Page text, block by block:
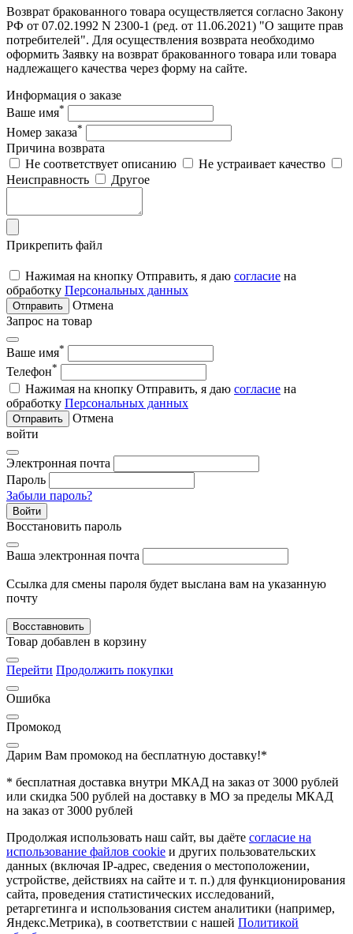
Возврат бракованного товара осуществляется согласно Закону
РФ от 07.02.1992 N 2300-1 (ред. от 11.06.2021) "О защите прав
потребителей". Для осуществления возврата необходимо
оформить Заявку на возврат бракованного товара или товара
надлежащего качества через форму на сайте.
Информация о заказе
Ваше имя*
Номер заказа*
Причина возврата
Не соответствует описанию
Не устраивает качество
Неисправность
Другое
Прикрепить файл
Нажимая на кнопку Отправить, я даю согласие на
обработку Персональных данных
Отправить
Отмена
Запрос на товар
Ваше имя*
Телефон*
Нажимая на кнопку Отправить, я даю согласие на
обработку Персональных данных
Отправить
Отмена
войти
Электронная почта
Пароль
Забыли пароль?
Войти
Восстановить пароль
Ваша электронная почта
Ссылка для смены пароля будет выслана вам на указанную
почту
Восставновить
Товар добавлен в корзину
Перейти Продолжить покупки
Ошибка
Промокод
Дарим Вам промокод на бесплатную доставку!*
* бесплатная доставка внутри МКАД на заказ от 3000 рублей
или скидка 500 рублей на доставку в МО за пределы МКАД
на заказ от 3000 рублей
Продолжая использовать наш сайт, вы даёте согласие на
использование файлов cookie и других пользовательских
данных (включая IP-адрес, сведения о местоположении,
устройстве, действиях на сайте и т. п.) для функционирования
сайта, проведения статистических исследований,
ретаргетинга и использования систем аналитики (например,
Яндекс.Метрика), в соответствии с нашей Политикой